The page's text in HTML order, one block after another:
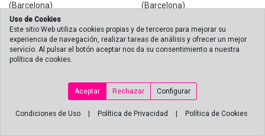
(Barcelona)
(Barcelona)
Cestas de frutas a domicilio en
Santa Perpétua de Mogoda
(Barcelona)
Santa Perpétua de Mogoda
(Barcelona)
Cestas de frutas a domicilio en
Cestas de frutas a domicilio en
Vilafranca del Penedes
(Barcelona)
Cestas de frutas a domicilio en
Vilanova i la Geltrú - Enviamos
frutas regalo Vilanova i la
Uso de Cookies
Este sitio Web utiliza cookies propias y de terceros para mejorar su
experiencia de navegación, realizar tareas de análisis y ofrecer un mejor
servicio. Al pulsar el botón aceptar nos da su consentimiento a nuestra
política de cookies.
Aceptar Rechazar Configurar
Condiciones de Uso Política de Privacidad Política de Cookies